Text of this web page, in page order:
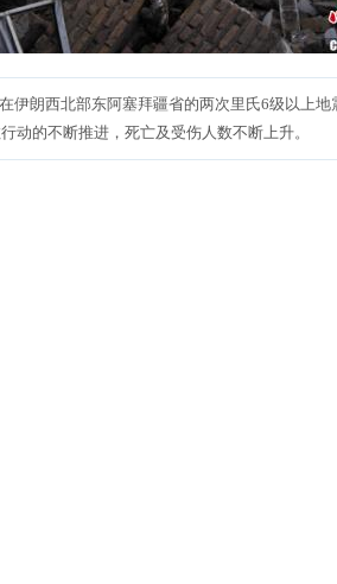
伊朗西北部东阿塞拜疆省的两次里氏6级以上地
动的不断推进，死亡及受伤人数不断上升。